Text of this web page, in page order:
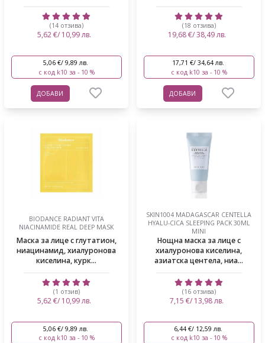
(14 отзива)
5,62 €/ 10,99 лв.
5,06 €/ 9,89 лв.
с код k10 за - 10 %
ДОБАВИ
(18 отзива)
19,68 €/ 38,49 лв.
17,71 €/ 34,64 лв.
с код k10 за - 10 %
ДОБАВИ
BIODANCE RADIANT VITA
NIACINAMIDE REAL DEEP MASK
Маска за лице с глутатион,
ниацинамид, хиалуронова
киселина, курк...
(1 отзив)
5,62 €/ 10,99 лв.
5,06 €/ 9,89 лв.
с код k10 за - 10 %
SKIN1004 MADAGASCAR CENTELLA
HYALU-CICA SLEEPING PACK 30ML
MINI
Нощна маска за лице с
хиалуронова киселина,
азиатска центела, ниа...
(16 отзива)
7,15 €/ 13,98 лв.
6,44 €/ 12,59 лв.
с код k10 за - 10 %